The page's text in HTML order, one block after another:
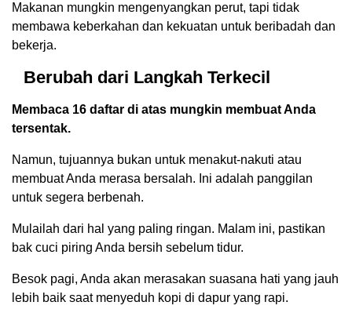
Makanan mungkin mengenyangkan perut, tapi tidak
membawa keberkahan dan kekuatan untuk beribadah dan
bekerja.
Berubah dari Langkah Terkecil
Membaca 16 daftar di atas mungkin membuat Anda
tersentak.
Namun, tujuannya bukan untuk menakut-nakuti atau
membuat Anda merasa bersalah. Ini adalah panggilan
untuk segera berbenah.
Mulailah dari hal yang paling ringan. Malam ini, pastikan
bak cuci piring Anda bersih sebelum tidur.
Besok pagi, Anda akan merasakan suasana hati yang jauh
lebih baik saat menyeduh kopi di dapur yang rapi.